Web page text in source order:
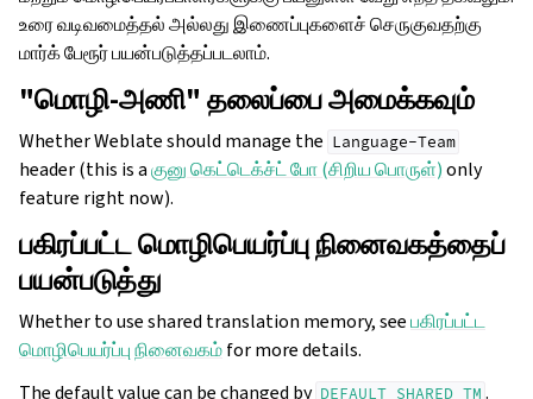
உரை வடிவமைத்தல் அல்லது இணைப்புகளைச் செருகுவதற்கு
மார்க் பேரூர் பயன்படுத்தப்படலாம்.
"மொழி-அணி" தலைப்பை அமைக்கவும்
Whether Weblate should manage the Language-Team
header (this is aகுனு கெட்டெக்ச்ட் போ (சிறிய பொருள்)only
feature right now).
பகிரப்பட்ட மொழிபெயர்ப்பு நினைவகத்தைப்
பயன்படுத்து
Whether to use shared translation memory, seeபகிரப்பட்ட
மொழிபெயர்ப்பு நினைவகம்for more details.
The default value can be changed by DEFAULT_SHARED_TM .